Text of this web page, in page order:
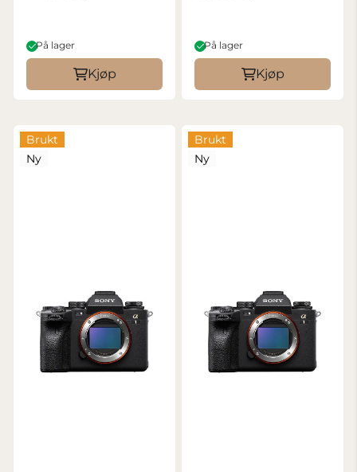
På lager
Kjøp
På lager
Kjøp
Brukt
Ny
Brukt
Ny